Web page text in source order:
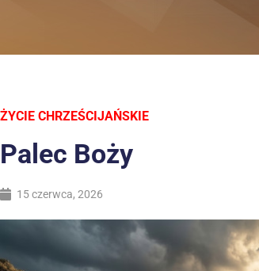
ŻYCIE CHRZEŚCIJAŃSKIE
Palec Boży
15 czerwca, 2026